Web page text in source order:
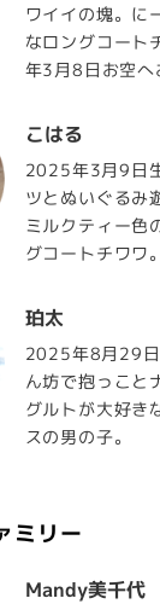
ワイイの塊。に
なロングコート
年3月8日お空へ
こはる
2025年3月9日
ツとぬいぐるみ
ミルクティー色
グコートチワワ。
珀太
2025年8月29日
ん坊で抱っこと
グルトが大好き
スの男の子。
ミリー
Mandy美千代